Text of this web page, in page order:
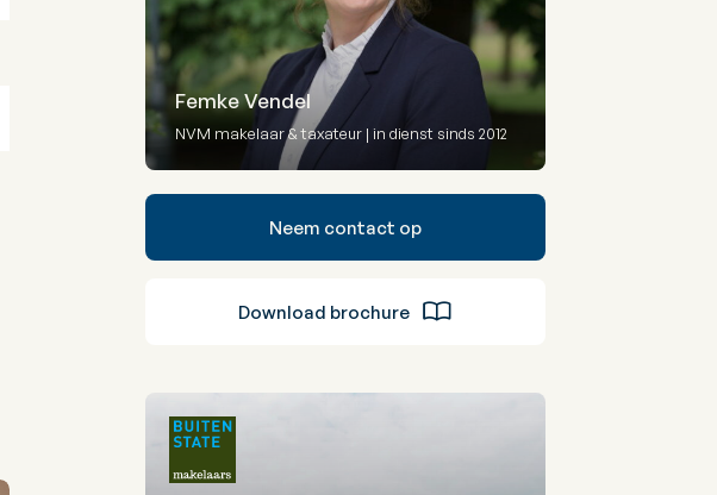
Femke Vendel
NVM makelaar & taxateur | in dienst sinds 2012
Neem contact op
Download brochure